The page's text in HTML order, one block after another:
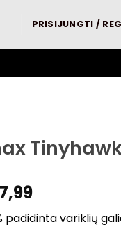
PRISIJUNGTI /
padidinta variklių